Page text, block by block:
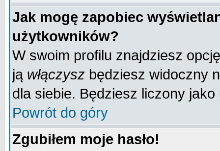
Jak mogę zapobiec
użytkowników?
W swoim profilu znajdziesz
ją włączysz będziesz widoczny
dla siebie. Będziesz liczony
Powrót do góry
Zgubiłem moje hasło!